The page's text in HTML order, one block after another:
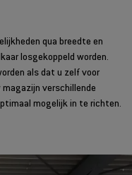
qua breedte en
losgekoppeld worden.
als dat u zelf voor
verschillende
mogelijk in te richten.